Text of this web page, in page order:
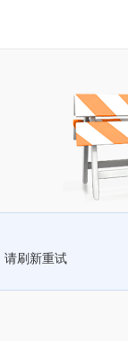
请刷新重试